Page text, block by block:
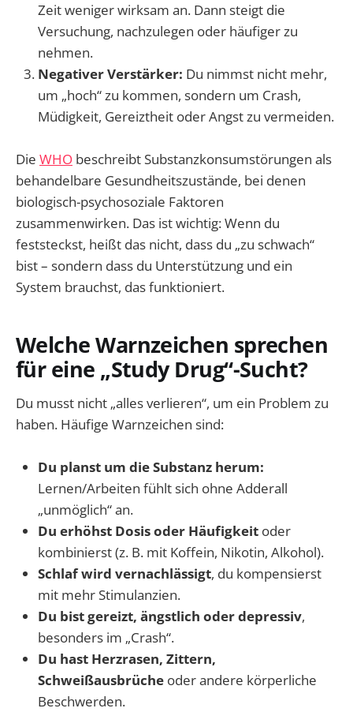
Zeit weniger wirksam an. Dann steigt die
Versuchung, nachzulegen oder häufiger zu
nehmen.
Negativer Verstärker: Du nimmst nicht mehr,
um „hoch“ zu kommen, sondern um Crash,
Müdigkeit, Gereiztheit oder Angst zu vermeiden.
Die WHO beschreibt Substanzkonsumstörungen als
behandelbare Gesundheitszustände, bei denen
biologisch-psychosoziale Faktoren
zusammenwirken. Das ist wichtig: Wenn du
feststeckst, heißt das nicht, dass du „zu schwach“
bist – sondern dass du Unterstützung und ein
System brauchst, das funktioniert.
Welche Warnzeichen sprechen
für eine „Study Drug“-Sucht?
Du musst nicht „alles verlieren“, um ein Problem zu
haben. Häufige Warnzeichen sind:
Du planst um die Substanz herum:
Lernen/Arbeiten fühlt sich ohne Adderall
„unmöglich“ an.
Du erhöhst Dosis oder Häufigkeit oder
kombinierst (z. B. mit Koffein, Nikotin, Alkohol).
Schlaf wird vernachlässigt, du kompensierst
mit mehr Stimulanzien.
Du bist gereizt, ängstlich oder depressiv,
besonders im „Crash“.
Du hast Herzrasen, Zittern,
Schweißausbrüche oder andere körperliche
Beschwerden.